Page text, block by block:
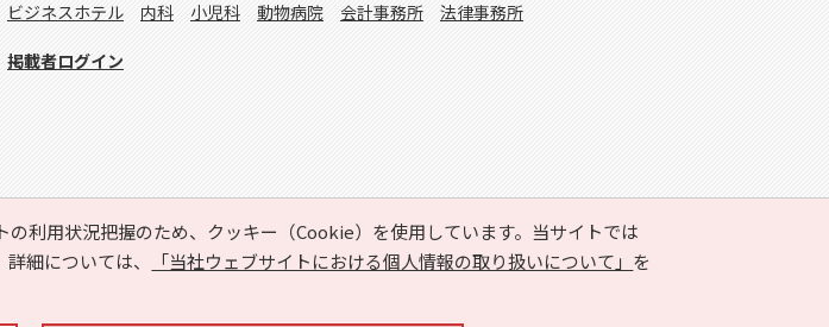
利用状況把握のため、クッキー（Cookie）を使用しています。当サイトでは
細については、
「当社ウェブサイトにおける個人情報の取り扱いについて」 を
ビジネスホテル
内科 小児科 動物病院 会計事務所 法律事務所
掲載者ログイン
All Rights Reserved.